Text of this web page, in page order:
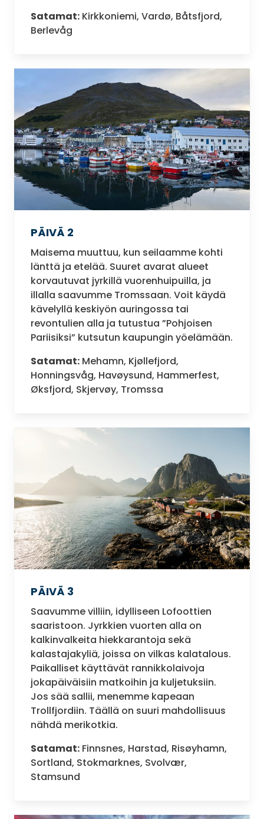
Satamat: Kirkkoniemi, Vardø, Båtsfjord,
Berlevåg
PÄIVÄ 2
Maisema muuttuu, kun seilaamme kohti
länttä ja etelää. Suuret avarat alueet
korvautuvat jyrkillä vuorenhuipuilla, ja
illalla saavumme Tromssaan. Voit käydä
kävelyllä keskiyön auringossa tai
revontulien alla ja tutustua ”Pohjoisen
Pariisiksi” kutsutun kaupungin yöelämään.
Satamat: Mehamn, Kjøllefjord,
Honningsvåg, Havøysund, Hammerfest,
Øksfjord, Skjervøy, Tromssa
PÄIVÄ 3
Saavumme villiin, idylliseen Lofoottien
saaristoon. Jyrkkien vuorten alla on
kalkinvalkeita hiekkarantoja sekä
kalastajakyliä, joissa on vilkas kalatalous.
Paikalliset käyttävät rannikkolaivoja
jokapäiväisiin matkoihin ja kuljetuksiin.
Jos sää sallii, menemme kapeaan
Trollfjordiin. Täällä on suuri mahdollisuus
nähdä merikotkia.
Satamat: Finnsnes, Harstad, Risøyhamn,
Sortland, Stokmarknes, Svolvær,
Stamsund